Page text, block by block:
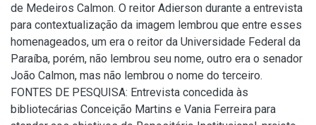
de Medeiros Calmon. O reitor Adierson durante a entrevista
para contextualização da imagem lembrou que entre esses
homenageados, um era o reitor da Universidade Federal da
Paraíba, porém, não lembrou seu nome, outro era o senador
João Calmon, mas não lembrou o nome do terceiro.
FONTES DE PESQUISA: Entrevista concedida às
bibliotecárias Conceição Martins e Vania Ferreira para